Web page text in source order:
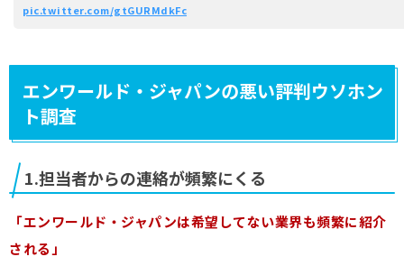
pic.twitter.com/gtGURMdkFc
エンワールド・ジャパンの悪い評判ウソホン
ト調査
1.担当者からの連絡が頻繁にくる
「エンワールド・ジャパンは希望してない業界も頻繁に紹介
される」